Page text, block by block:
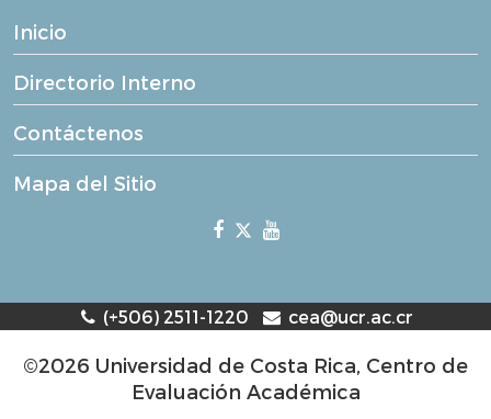
Inicio
Directorio Interno
Contáctenos
Mapa del Sitio
(+506) 2511-1220 cea@ucr.ac.cr
©2026 Universidad de Costa Rica, Centro de
Evaluación Académica